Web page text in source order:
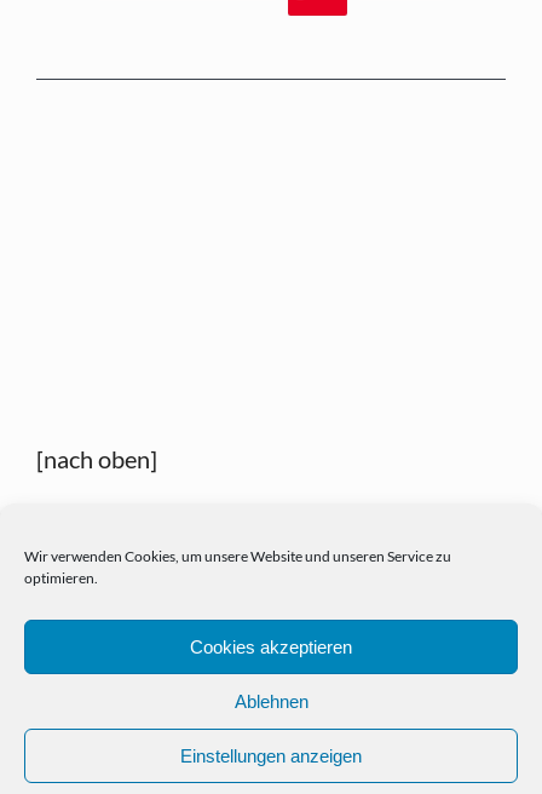
Wir verwenden Cookies, um unsere Website und unseren Service zu
optimieren.
Cookies akzeptieren
Ablehnen
Einstellungen anzeigen
[nach oben]
KONTAKT